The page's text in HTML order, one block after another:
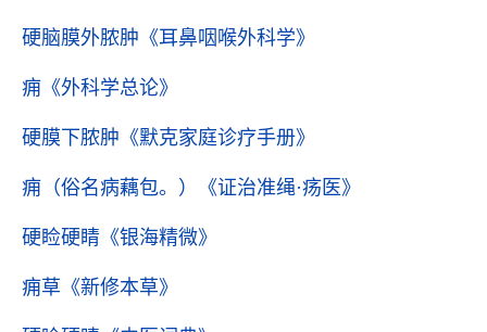
硬脑膜外脓肿 《耳鼻咽喉外科学》
痈 《外科学总论》
硬膜下脓肿 《默克家庭诊疗手册》
痈（俗名病藕包。） 《证治准绳·疡医》
硬睑硬睛 《银海精微》
痈草 《新修本草》